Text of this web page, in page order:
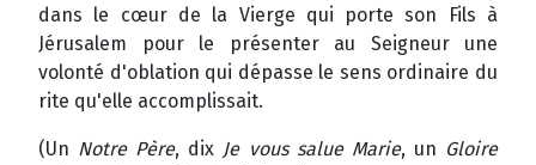
dans le cœur de la Vierge qui porte son Fils à
Jérusalem pour le présenter au Seigneur une
volonté d'oblation qui dépasse le sens ordinaire du
rite qu'elle accomplissait.
(Un Notre Père, dix Je vous salue Marie, un Gloire